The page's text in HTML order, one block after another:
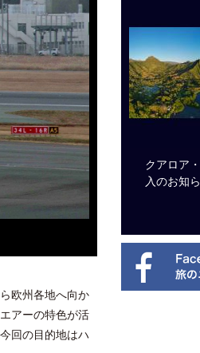
欧州各地へ向か
アーの特色が活
回の目的地はハ
局、ウォルト・ディ
ポット10選を紹介
クアロア
入のお知